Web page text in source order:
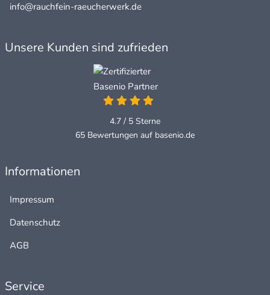
info@rauchfein-raeucherwerk.de
Unsere Kunden sind zufrieden
4.7 / 5 Sterne
65 Bewertungen auf basenio.de
Informationen
Impressum
Datenschutz
AGB
Service